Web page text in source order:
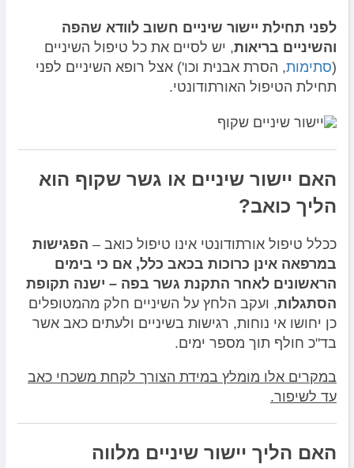
לפני תחילת יישור שיניים חשוב לוודא שהפה
והשיניים בריאות, יש לסיים את כל טיפול השיניים
(סתימות, הסרת אבנית וכו') אצל רופא השיניים לפני
תחילת הטיפול האורתודונטי.
האם יישור שיניים או גשר שקוף הוא
הליך כואב?
ככלל טיפול אורתודונטי אינו טיפול כואב – הפגישות
במרפאה אינן כרוכות בכאב כלל, אם כי בימים
הראשונים לאחר התקנת גשר בפה – ישנה תקופת
הסתגלות, ועקב הלחץ על השיניים חלק מהמטופלים
כן יחושו אי נוחות, רגישות בשיניים ולעתים כאב אשר
בד"כ חולף תוך מספר ימים.
במקרים אלו מומלץ במידת הצורך לקחת משכחי כאב
עד לשיפור.
האם הליך יישור שיניים מלווה